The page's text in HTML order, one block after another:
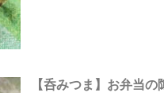
【呑みつま】お弁当